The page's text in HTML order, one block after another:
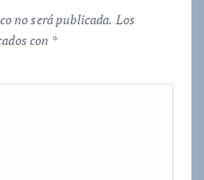
no será publicada. Los
con *